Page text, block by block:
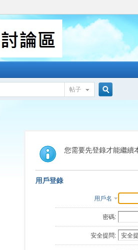
帖子
索
您需要先登錄才能繼續
用戶登錄
用戶名
密碼:
安全提問: